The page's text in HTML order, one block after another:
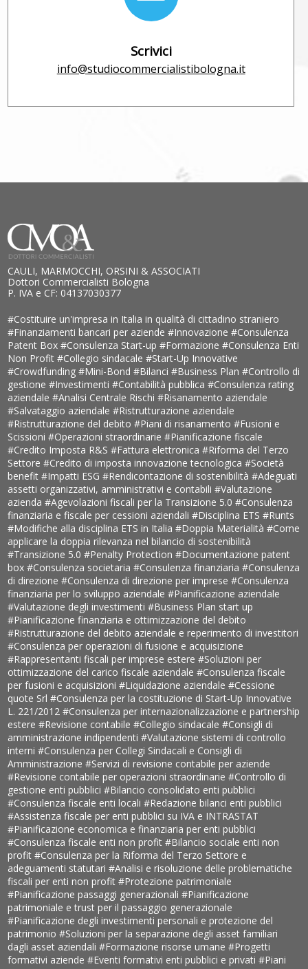
Scrivici
info@studiocommercialistibologna.it
CAULI, MARMOCCHI, ORSINI & ASSOCIATI
Dottori Commercialisti Bologna
P. IVA e CF: 04137030377
#Costituire un'impresa in Italia in qualità di cittadino straniero
#Finanziamenti bancari per aziende#Innovazione#Consulenza
Patent Box#Consulenza Start-up#Formazione#Consulenza Enti
Non Profit#Collegio sindacale#Start-Up Innovative
#Crowdfunding#Mini-Bond#Bilanci#Business Plan#Controllo di
gestione#Investimenti#Contabilità pubblica#Consulenza rating
aziendale#Analisi Centrale Rischi#Risanamento aziendale
#Salvataggio aziendale#Ristrutturazione aziendale
#Ristrutturazione del debito#Piani di risanamento#Fusioni e
Scissioni#Operazioni straordinarie#Pianificazione fiscale
#Credito Imposta R&S#Fattura elettronica#Riforma del Terzo
Settore#Credito di imposta innovazione tecnologica#Società
benefit#Impatti ESG#Rendicontazione di sostenibilità#Adeguati
assetti organizzativi, amministrativi e contabili#Valutazione
azienda#Agevolazioni fiscali per la Transizione 5.0#Consulenza
finanziaria e fiscale per cessioni aziendali#Disciplina ETS#Runts
#Modifiche alla disciplina ETS in Italia#Doppia Materialità#Come
applicare la doppia rilevanza nel bilancio di sostenibilità
#Transizione 5.0#Penalty Protection#Documentazione patent
box#Consulenza societaria#Consulenza finanziaria#Consulenza
di direzione#Consulenza di direzione per imprese#Consulenza
finanziaria per lo sviluppo aziendale#Pianificazione aziendale
#Valutazione degli investimenti#Business Plan start up
#Pianificazione finanziaria e ottimizzazione del debito
#Ristrutturazione del debito aziendale e reperimento di investitori
#Consulenza per operazioni di fusione e acquisizione
#Rappresentanti fiscali per imprese estere#Soluzioni per
ottimizzazione del carico fiscale aziendale#Consulenza fiscale
per fusioni e acquisizioni#Liquidazione aziendale#Cessione
quote Srl#Consulenza per la costituzione di Start-Up Innovative
L. 221/2012#Consulenza per internazionalizzazione e partnership
estere#Revisione contabile#Collegio sindacale#Consigli di
amministrazione indipendenti#Valutazione sistemi di controllo
interni#Consulenza per Collegi Sindacali e Consigli di
Amministrazione#Servizi di revisione contabile per aziende
#Revisione contabile per operazioni straordinarie#Controllo di
gestione enti pubblici#Bilancio consolidato enti pubblici
#Consulenza fiscale enti locali#Redazione bilanci enti pubblici
#Assistenza fiscale per enti pubblici su IVA e INTRASTAT
#Pianificazione economica e finanziaria per enti pubblici
#Consulenza fiscale enti non profit#Bilancio sociale enti non
profit#Consulenza per la Riforma del Terzo Settore e
adeguamenti statutari#Analisi e risoluzione delle problematiche
fiscali per enti non profit#Protezione patrimoniale
#Pianificazione passaggi generazionali#Pianificazione
patrimoniale e trust per il passaggio generazionale
#Pianificazione degli investimenti personali e protezione del
patrimonio#Soluzioni per la separazione degli asset familiari
dagli asset aziendali#Formazione risorse umane#Progetti
formativi aziende#Eventi formativi enti pubblici e privati#Piani